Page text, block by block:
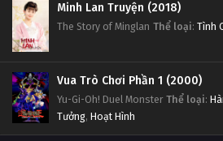
Minh Lan Truyện (2018)
The Story of Minglan Thể loại: Tình
Vua Trò Chơi Phần 1 (2000)
Yu-Gi-Oh! Duel Monster Thể loại:
Tưởng, Hoạt Hình